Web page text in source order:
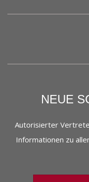
NEUE
Autorisierter
Informationen zu